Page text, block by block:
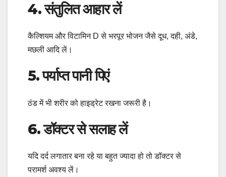
4. संतुलित आहार लें
कैल्शियम और विटामिन D से भरपूर भोजन जैसे दूध, दही, अंडे,
मछली आदि लें।
5. पर्याप्त पानी पिएं
ठंड में भी शरीर को हाइड्रेट रखना जरूरी है।
6. डॉक्टर से सलाह लें
यदि दर्द लगातार बना रहे या बहुत ज्यादा हो तो डॉक्टर से
परामर्श अवश्य लें।